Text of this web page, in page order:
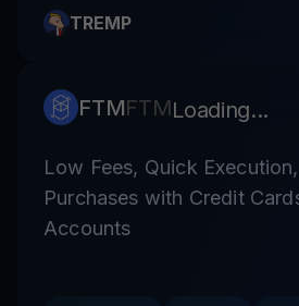
TREMP
FTMFTMLoading...
Low Fees, Quick
Purchases with Credit
Accounts